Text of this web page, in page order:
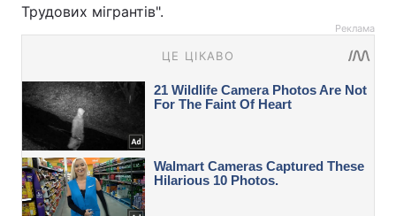
Трудових мігрантів".
Реклама